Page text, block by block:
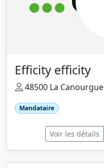
Efficity efficity
48500 La Canourgue
Mandataire
Voir les détails